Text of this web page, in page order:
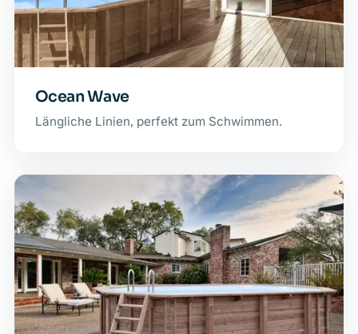
Ocean Wave
Längliche Linien, perfekt zum Schwimmen.